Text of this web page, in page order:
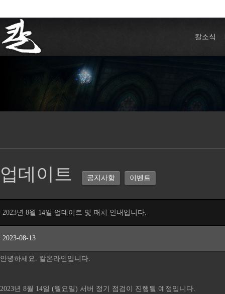
칼소식
업데이트 공지사항 이벤트
2023년 8월 14일 업데이트 및 패치 안내입니다.
2023-08-13
안녕하세요. 칼온라인입니다.
2023년 8월 14일 (월요일) 서버 정기 점검이 진행될 예정입니다.